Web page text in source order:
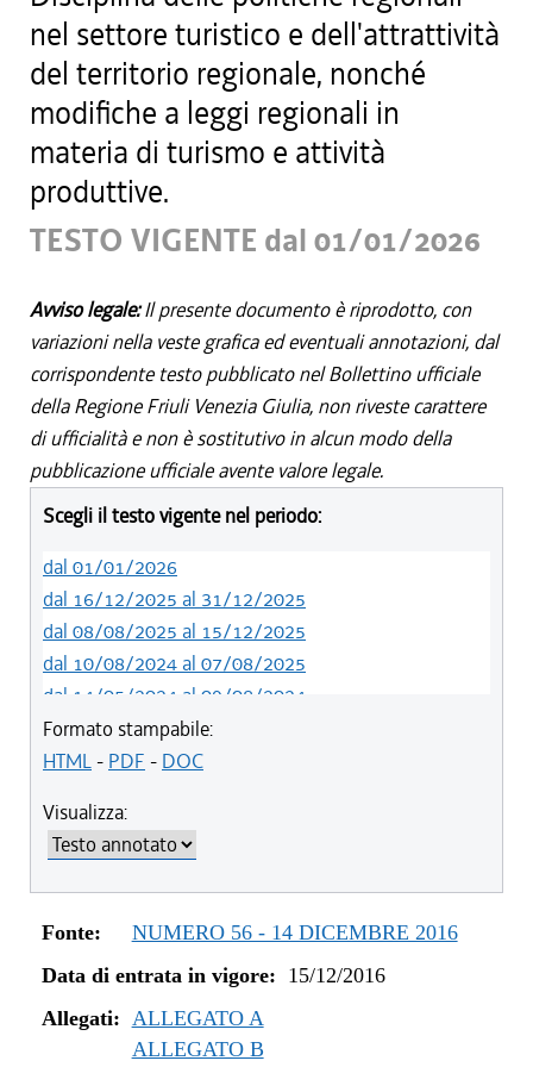
nel settore turistico e dell'attrattività
del territorio regionale, nonché
modifiche a leggi regionali in
materia di turismo e attività
produttive.
TESTO VIGENTE dal 01/01/2026
Avviso legale:Il presente documento è riprodotto, con
variazioni nella veste grafica ed eventuali annotazioni, dal
corrispondente testo pubblicato nel Bollettino ufficiale
della Regione Friuli Venezia Giulia, non riveste carattere
di ufficialità e non è sostitutivo in alcun modo della
pubblicazione ufficiale avente valore legale.
Scegli il testo vigente nel periodo:
dal 01/01/2026
dal 16/12/2025 al 31/12/2025
dal 08/08/2025 al 15/12/2025
dal 10/08/2024 al 07/08/2025
dal 14/05/2024 al 09/08/2024
dal 01/01/2024 al 13/05/2024
dal 31/10/2023 al 31/12/2023
dal 07/03/2023 al 11/08/2023
dal 01/01/2023 al 06/03/2023
dal 09/08/2022 al 31/12/2022
dal 01/01/2022 al 08/08/2022
dal 06/11/2021 al 09/12/2021
dal 27/10/2021 al 05/11/2021
dal 20/05/2021 al 26/10/2021
Formato stampabile:
HTML- PDF - DOC
Visualizza:
Fonte:
NUMERO 56 - 14 DICEMBRE 2016
Data di entrata in vigore: 15/12/2016
Allegati: ALLEGATO A
ALLEGATO B